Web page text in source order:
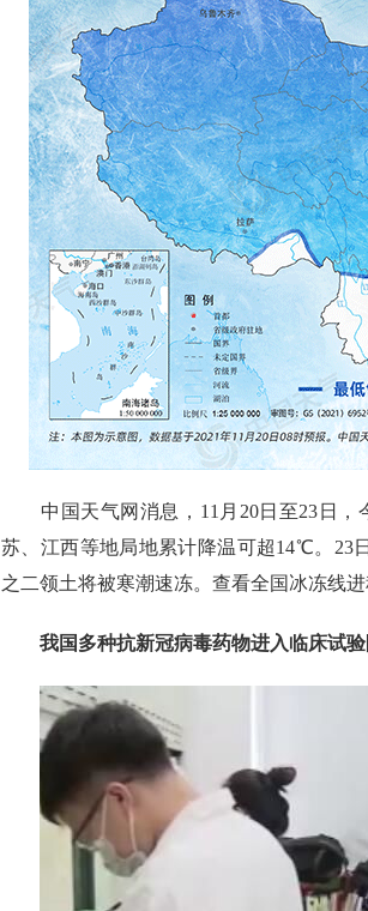
中国天气网消息， 11月20日至23日
苏、江西等地局地累计降温可超14℃。23
之二领土将被寒潮速冻。 查看全国冰冻线
我国多种抗新冠病毒药物进入临床试验